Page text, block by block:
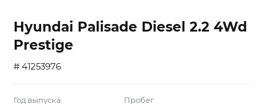
Hyundai Palisade Diesel 2.2 4Wd
Prestige
# 41253976
Год выпуска
Пробег